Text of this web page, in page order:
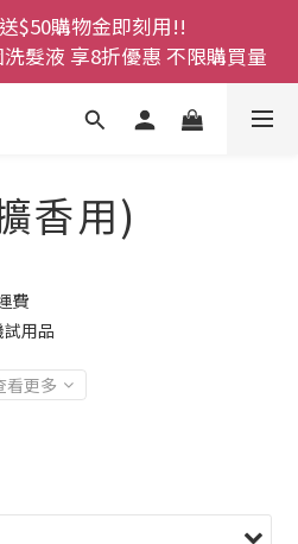
$50購物金即刻用!!
髮液 享8折優惠 不限購買量
$50購物金即刻用!!
髮液 享8折優惠 不限購買量
$4500 即刻變身 VIP 全年正
朋友買大家一齊抵 !!
專用噴霧 買一枝送一件 50克
膏   幼兒適用
髮液 享8折優惠 不限購買量
香用)
費
用品
看更多